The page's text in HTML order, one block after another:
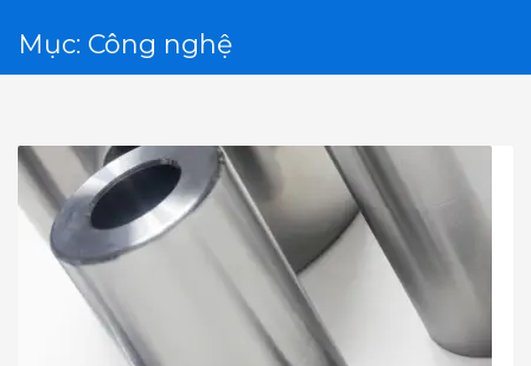
Mục: Công nghệ